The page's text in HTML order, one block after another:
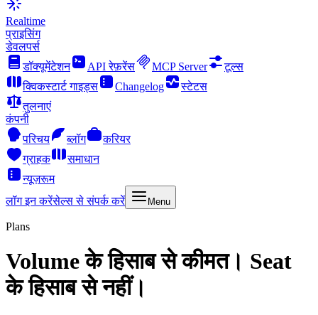
Realtime
प्राइसिंग
डेवलपर्स
डॉक्यूमेंटेशन
API रेफ़रेंस MCP Server
टूल्स
क्विकस्टार्ट गाइड्स
Changelog
स्टेटस
तुलनाएं
कंपनी
परिचय
ब्लॉग
करियर
ग्राहक
समाधान
न्यूज़रूम
लॉग इन करेंसेल्स से संपर्क करें Menu
Plans
Volume के हिसाब से कीमत। Seat
के हिसाब से नहीं।